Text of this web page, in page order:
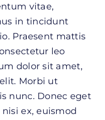
vitae,
in tincidunt
Praesent mattis
leo
dolor sit amet,
Morbi ut
nunc. Donec eget
ex, euismod